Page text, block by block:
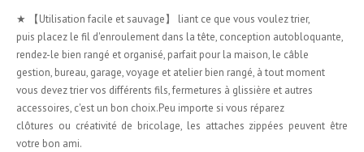
★ 【Utilisation facile et sauvage】 liant ce que vous voulez trier,
puis placez le fil d'enroulement dans la tête, conception autobloquante,
rendez-le bien rangé et organisé, parfait pour la maison, le câble
gestion, bureau, garage, voyage et atelier bien rangé, à tout moment
vous devez trier vos différents fils, fermetures à glissière et autres
accessoires, c'est un bon choix.Peu importe si vous réparez
clôtures ou créativité de bricolage, les attaches zippées peuvent être
votre bon ami.